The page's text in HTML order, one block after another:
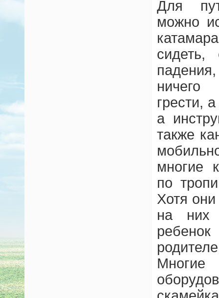
Для
можно
сидеть,
грести,
а
также
многие
по
Хотя
на них
Многие